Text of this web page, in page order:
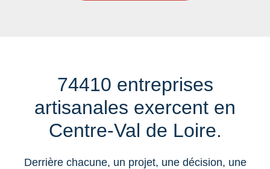
74410 entreprises
artisanales exercent en
Centre-Val de Loire.
Derrière chacune, un projet, une décision, une